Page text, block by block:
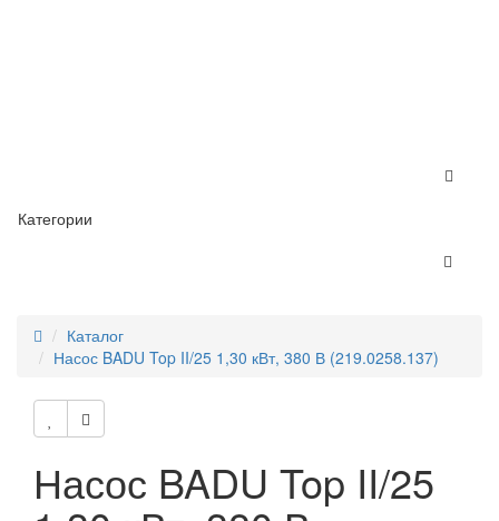
Категории
Каталог
Насос BADU Top II/25 1,30 кВт, 380 В (219.0258.137)
Насос BADU Top II/25